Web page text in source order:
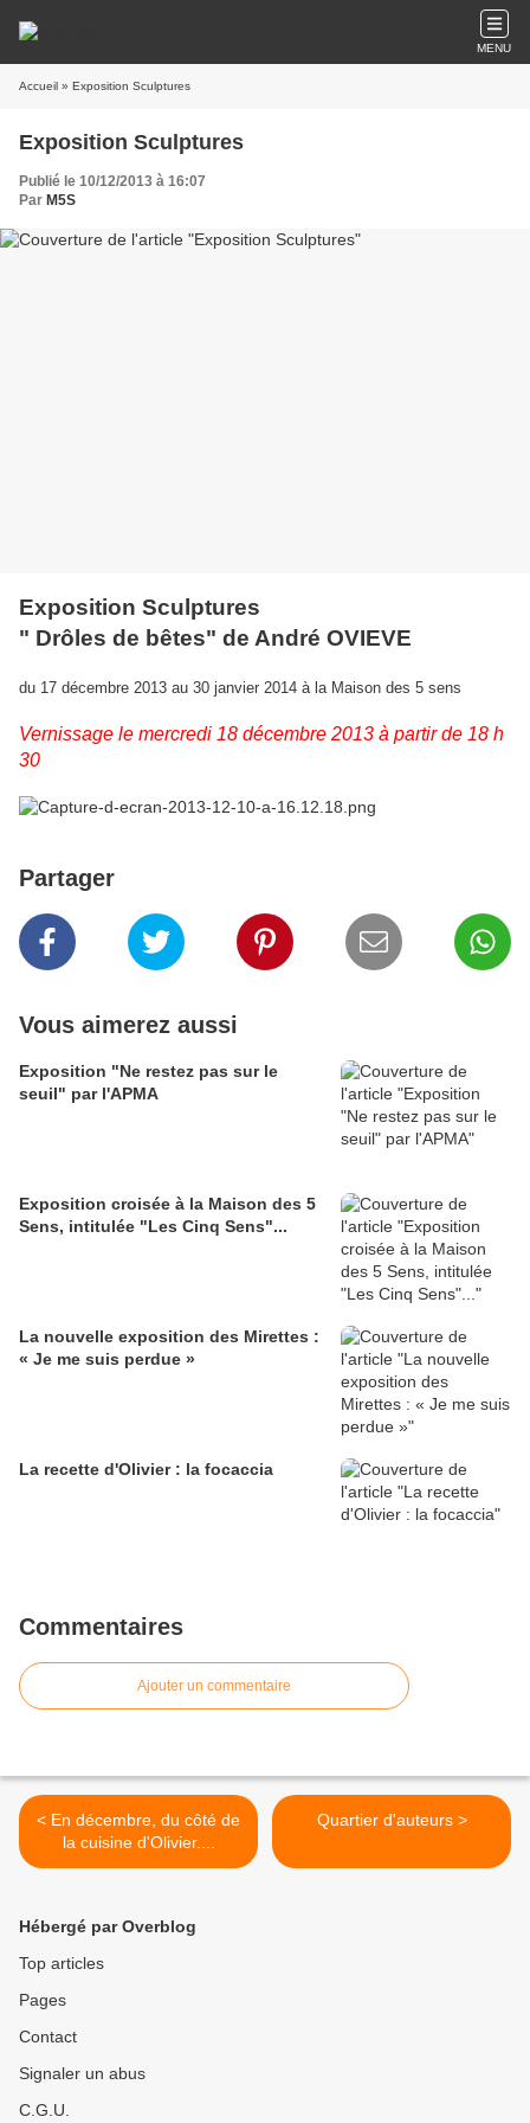
MENU
Accueil » Exposition Sculptures
Exposition Sculptures
Publié le 10/12/2013 à 16:07
Par M5S
Exposition Sculptures
" Drôles de bêtes" de André OVIEVE
du 17 décembre 2013 au 30 janvier 2014 à la Maison des 5 sens
Vernissage le mercredi 18 décembre 2013 à partir de 18 h
30
Partager
Vous aimerez aussi
Exposition "Ne restez pas sur le
seuil" par l'APMA
Exposition croisée à la Maison des 5
Sens, intitulée "Les Cinq Sens"...
La nouvelle exposition des Mirettes :
« Je me suis perdue »
La recette d'Olivier : la focaccia
Commentaires
Ajouter un commentaire
< En décembre, du côté de
la cuisine d'Olivier....
Quartier d'auteurs >
Hébergé par Overblog
Top articles
Pages
Contact
Signaler un abus
C.G.U.